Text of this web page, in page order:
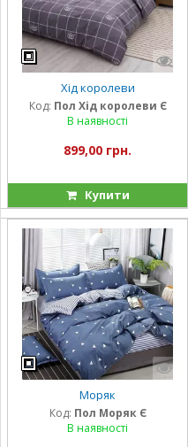
Хід королеви
Код: Пол Хід королеви Є
В наявності
899,00 грн.
Купити
Моряк
Код: Пол Моряк Є
В наявності